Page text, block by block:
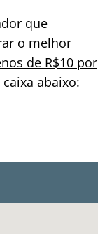
que
o melhor
de R$10 por
abaixo: